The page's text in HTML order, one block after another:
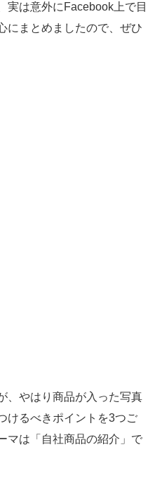
実は意外にFacebook上で目
にまとめましたので、ぜひ
、やはり商品が入った写真
けるべきポイントを3つご
マは「自社商品の紹介」で